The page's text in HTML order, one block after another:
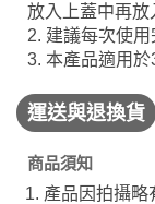
放入上蓋中再放
2. 建議每次使用
3. 本產品適用於
運送與退換貨
商品須知
產品因拍攝略